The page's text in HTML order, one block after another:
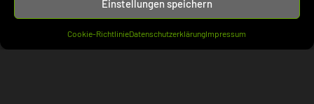
Einstellungen speichern
Cookie-RichtlinieDatenschutzerklärungImpressum
Bank- und WertpapierR(56)